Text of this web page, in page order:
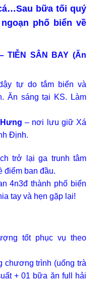
bữa tối quý
phố biển về
TIỄN SÂN BAY (Ăn
tự do tắm biển và
Ăn sáng tại KS. Làm
– nơi lưu giữ Xá
Định.
trở lại ga trunh tâm
điểm ban đầu.
4n3đ thành phố biển
tay và hẹn gặp lại!
tốt phục vụ theo
chương trình (uống trà
+ 01 bữa ăn full hải